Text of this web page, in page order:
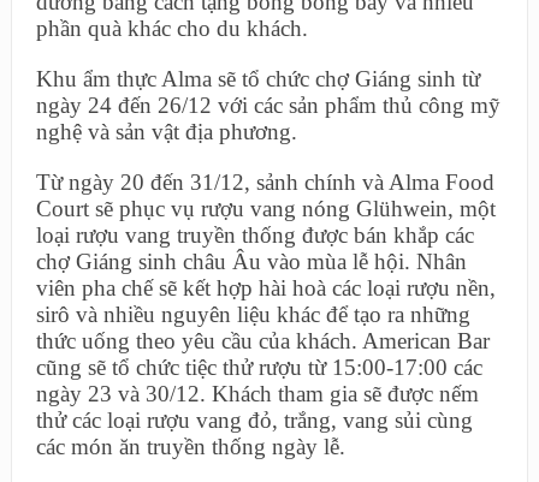
phần quà khác cho du khách.
Khu ẩm thực Alma sẽ tổ chức chợ Giáng sinh từ
ngày 24 đến 26/12 với các sản phẩm thủ công mỹ
nghệ và sản vật địa phương.
Từ ngày 20 đến 31/12, sảnh chính và Alma Food
Court sẽ phục vụ rượu vang nóng Glühwein, một
loại rượu vang truyền thống được bán khắp các
chợ Giáng sinh châu Âu vào mùa lễ hội. Nhân
viên pha chế sẽ kết hợp hài hoà các loại rượu nền,
sirô và nhiều nguyên liệu khác để tạo ra những
thức uống theo yêu cầu của khách. American Bar
cũng sẽ tổ chức tiệc thử rượu từ 15:00-17:00 các
ngày 23 và 30/12. Khách tham gia sẽ được nếm
thử các loại rượu vang đỏ, trắng, vang sủi cùng
các món ăn truyền thống ngày lễ.